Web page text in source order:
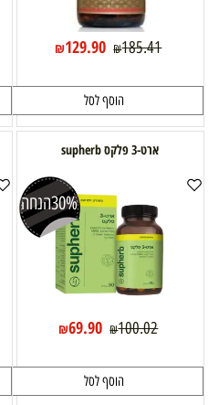
₪185.41
₪129.90
הוסף לסל
ארט-3 פלקס supherb
30%הנחה
₪100.02
₪69.90
הוסף לסל